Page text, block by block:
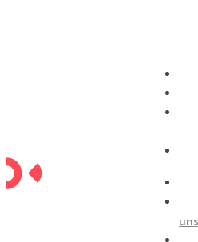
uns